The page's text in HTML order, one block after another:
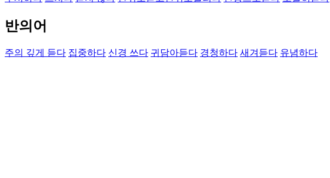
반의어
주의 깊게 듣다 집중하다 신경 쓰다 귀담아듣다 경청하다 새겨듣다 유념하다